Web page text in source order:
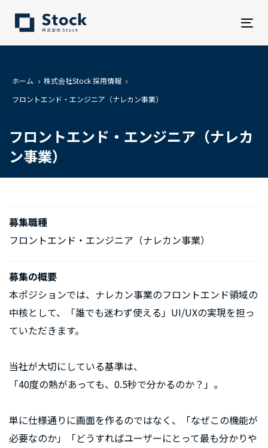
ホーム
株式会社Stock 採用情報
フロントエンド・エンジニア（ナレカン事業）
フロントエンド・エンジニア（ナレカ
ン事業）
募集職種
フロントエンド・エンジニア（ナレカン事業）
募集の概要
本ポジションでは、ナレカン事業のフロントエンド領域の
中核として、「誰でも迷わず使える」UI/UXの実現を担っ
ていただきます。
当社が大切にしている基準は、
「40度の熱があっても、0.5秒で分かるのか？」。
単に仕様通りに画面を作るのではなく、「なぜこの機能が
必要なのか」「どうすればユーザーにとって最も分かりや